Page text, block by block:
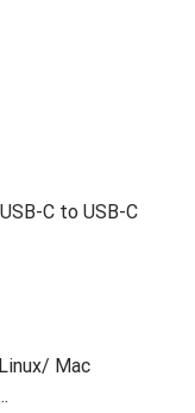
C to USB-C
Mac